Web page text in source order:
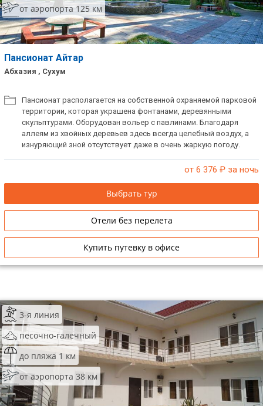
от аэропорта 125 км
Пансионат Айтар
Абхазия , Сухум
Пансионат располагается на собственной охраняемой парковой
территории, которая украшена фонтанами, деревянными
скульптурами. Оборудован вольер с павлинами. Благодаря
аллеям из хвойных деревьев здесь всегда целебный воздух, а
изнуряющий зной отсутствует даже в очень жаркую погоду.
вдали от городского шума. Работает сезонно: с мая по октябрь,
от 6 376 ₽ за ночь
Выбрать тур
Отели без перелета
Купить путевку в офисе
3-я линия
песочно-галечный
до пляжа 1 км
от аэропорта 38 км